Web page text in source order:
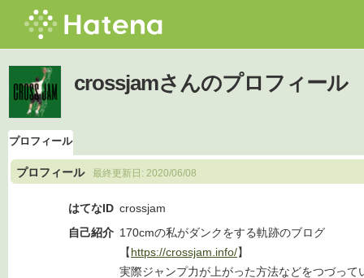
crossjamさんのプロフィール
プロフィール
プロフィール 最終更新日: 2020/06/08
はてなID crossjam
自己紹介 170cmの私がダンクをする軌跡のブログ
【https://crossjam.info/】
実際ジャンプ力が上がった方法などをつづって